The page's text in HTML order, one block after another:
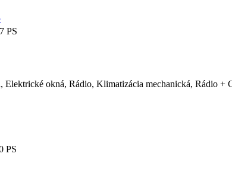
PS
okná, Rádio, Klimatizácia mechanická, Rádio
PS